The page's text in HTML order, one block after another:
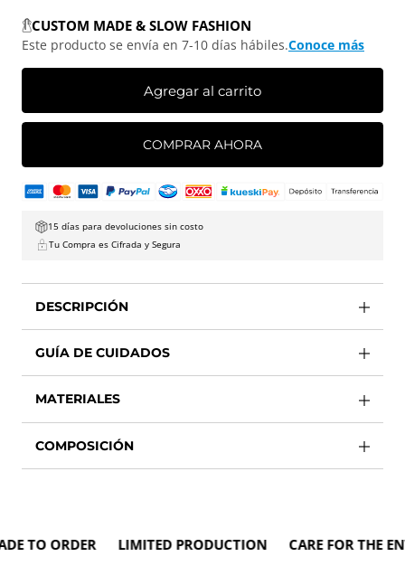
CUSTOM MADE & SLOW FASHION
Este producto se envía en 7-10 días hábiles.Conoce más
Agregar al carrito
COMPRAR AHORA
15 días para devoluciones sin costo
Tu Compra es Cifrada y Segura
DESCRIPCIÓN
GUÍA DE CUIDADOS
MATERIALES
COMPOSICIÓN
ORDER LIMITED PRODUCTION CARE FOR THE